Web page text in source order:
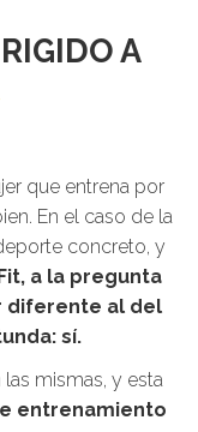
A
que entrena por
En el caso de la
concreto, y
a la pregunta
diferente al del
sí.
mismas, y esta
entrenamiento